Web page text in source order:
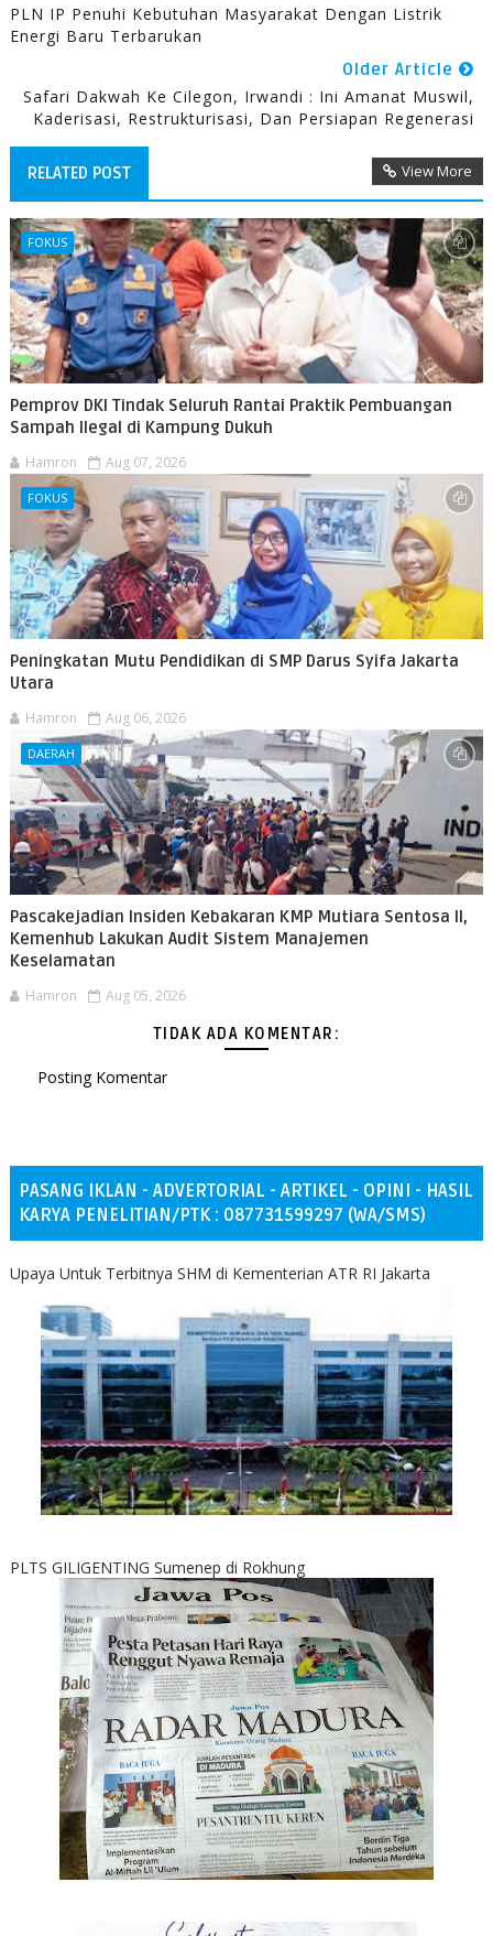
PLN IP Penuhi Kebutuhan Masyarakat Dengan Listrik
Energi Baru Terbarukan
Older Article
Safari Dakwah Ke Cilegon, Irwandi : Ini Amanat Muswil,
Kaderisasi, Restrukturisasi, Dan Persiapan Regenerasi
RELATED POST View More
FOKUS
Pemprov DKI Tindak Seluruh Rantai Praktik Pembuangan
Sampah Ilegal di Kampung Dukuh
Hamron Aug 07, 2026
FOKUS
Peningkatan Mutu Pendidikan di SMP Darus Syifa Jakarta
Utara
Hamron Aug 06, 2026
DAERAH
Pascakejadian Insiden Kebakaran KMP Mutiara Sentosa II,
Kemenhub Lakukan Audit Sistem Manajemen
Keselamatan
Hamron Aug 05, 2026
TIDAK ADA KOMENTAR:
Posting Komentar
PASANG IKLAN - ADVERTORIAL - ARTIKEL - OPINI - HASIL
KARYA PENELITIAN/PTK : 087731599297 (WA/SMS)
Upaya Untuk Terbitnya SHM di Kementerian ATR RI Jakarta
PLTS GILIGENTING Sumenep di Rokhung